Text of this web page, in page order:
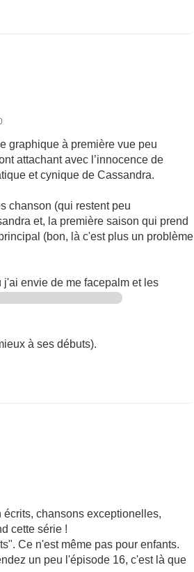
graphique à première vue peu
attachant avec l’innocence de
et cynique de Cassandra.
chanson (qui restent peu
et, la première saison qui prend
(bon, là c'est plus un problème
j'ai envie de me facepalm et les
à ses débuts).
écrits, chansons exceptionelles,
cette série !
Ce n'est même pas pour enfants.
un peu l'épisode 16, c'est là que